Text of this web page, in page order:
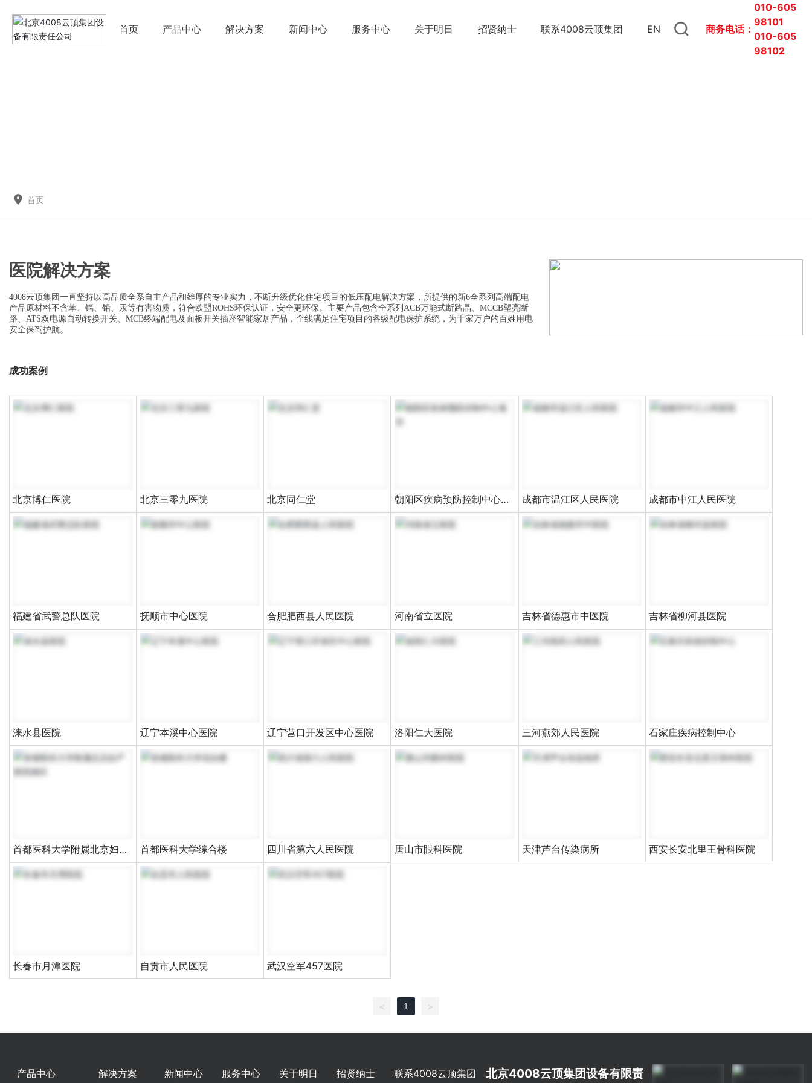
首页 产品中心 解决方案 新闻中心 服务中心 关于明日 招贤纳士 联系4008云顶集团 EN 商务电话：
010-605
98101
010-605
98102
首页
医院解决方案
4008云顶集团一直坚持以高品质全系自主产品和雄厚的专业实力，不断升级优化住宅项目的低压配电解决方案，所提供的新6全系列高端配电
产品原材料不含苯、镉、铅、汞等有害物质，符合欧盟ROHS环保认证，安全更环保。主要产品包含全系列ACB万能式断路晶、MCCB塑亮断
路、ATS双电源自动转换开关、MCB终端配电及面板开关插座智能家居产品，全线满足住宅项目的各级配电保护系统，为千家万户的百姓用电
安全保驾护航。
成功案例
北京博仁医院 北京三零九医院 北京同仁堂
朝阳区疾病预防控制中心项
目
成都市温江区人民医院 成都市中江人民医院
福建省武警总队医院 抚顺市中心医院 合肥肥西县人民医院 河南省立医院 吉林省德惠市中医院 吉林省柳河县医院
涞水县医院 辽宁本溪中心医院 辽宁营口开发区中心医院 洛阳仁大医院 三河燕郊人民医院 石家庄疾病控制中心
首都医科大学附属北京妇产
医院南区
首都医科大学综合楼 四川省第六人民医院 唐山市眼科医院 天津芦台传染病所 西安长安北里王骨科医院
长春市月潭医院 自贡市人民医院 武汉空军457医院
< 1 >
产品中心 解决方案 新闻中心 服务中心 关于明日 招贤纳士 联系4008云顶集团 北京4008云顶集团设备有限责